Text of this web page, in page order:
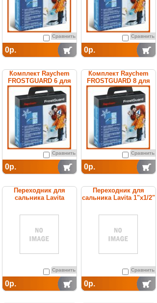
Сравнить
0р.
Сравнить
0р.
Комплект Raychem
FROSTGUARD 6 для
обогрева труб
Сравнить
0р.
Комплект Raychem
FROSTGUARD 8 для
обогрева труб
Сравнить
0р.
Переходник для
сальника Lavita
Сравнить
0р.
Переходник для
сальника Lavita 1"x1/2"
Сравнить
0р.